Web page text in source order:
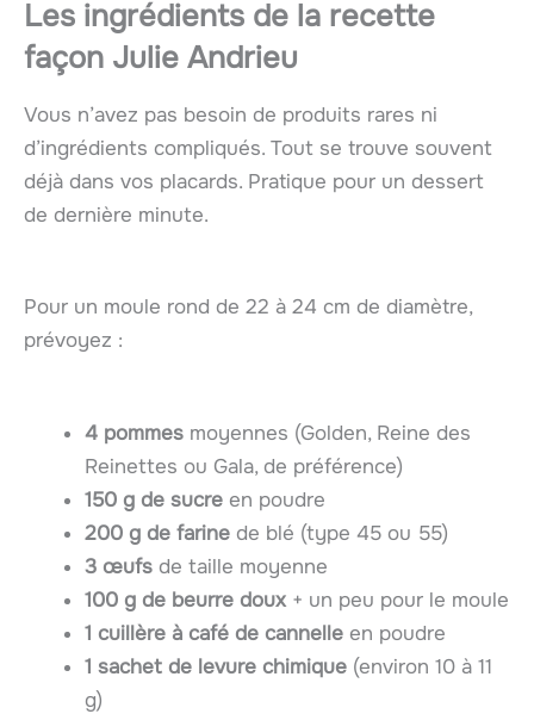
Les ingrédients de la recette
façon Julie Andrieu
Vous n’avez pas besoin de produits rares ni
d’ingrédients compliqués. Tout se trouve souvent
déjà dans vos placards. Pratique pour un dessert
de dernière minute.
Pour un moule rond de 22 à 24 cm de diamètre,
prévoyez :
4 pommes moyennes (Golden, Reine des
Reinettes ou Gala, de préférence)
150 g de sucre en poudre
200 g de farine de blé (type 45 ou 55)
3 œufs de taille moyenne
100 g de beurre doux+ un peu pour le moule
1 cuillère à café de cannelle en poudre
1 sachet de levure chimique (environ 10 à 11
g)